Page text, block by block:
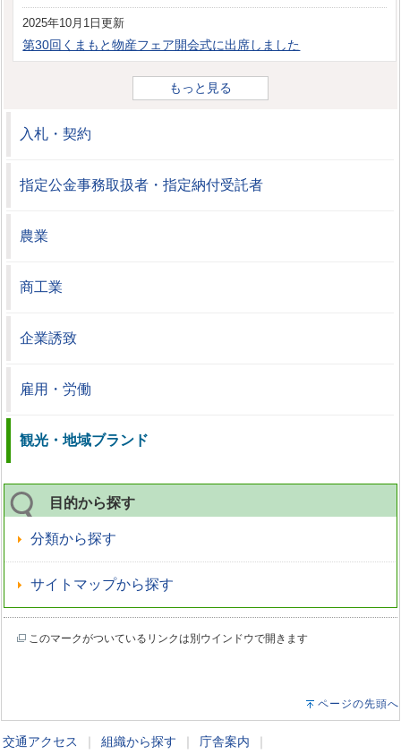
2025年10月1日更新
第30回くまもと物産フェア開会式に出席しました
もっと見る
入札・契約
指定公金事務取扱者・指定納付受託者
農業
商工業
企業誘致
雇用・労働
観光・地域ブランド
目的から探す
分類から探す
サイトマップから探す
このマークがついているリンクは別ウインドウで開きます
ページの先頭へ
交通アクセス 組織から探す 庁舎案内